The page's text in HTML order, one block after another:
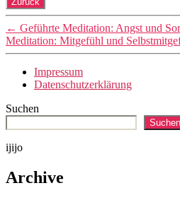
← Geführte Meditation: Angst und
Meditation: Mitgefühl und
Impressum
Datenschutzerklärung
Suchen
Suchen
ijijo
Archive